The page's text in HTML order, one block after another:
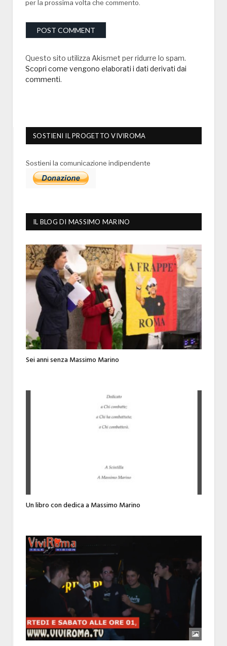
per la prossima volta che commento.
Questo sito utilizza Akismet per ridurre lo spam.
Scopri come vengono elaborati i dati derivati dai
commenti.
SOSTIENI IL PROGETTO VIVIROMA
Sostieni la comunicazione indipendente
IL BLOG DI MASSIMO MARINO
Sei anni senza Massimo Marino
Un libro con dedica a Massimo Marino